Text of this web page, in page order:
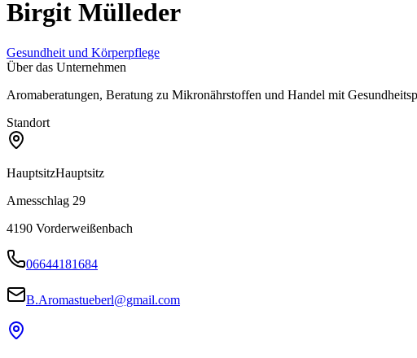
Birgit Mülleder
Gesundheit und Körperpflege
Über das Unternehmen
Aromaberatungen, Beratung zu Mikronährstoffen und Handel mit
Standort
HauptsitzHauptsitz
Amesschlag 29
4190 Vorderweißenbach
06644181684
B.Aromastueberl@gmail.com